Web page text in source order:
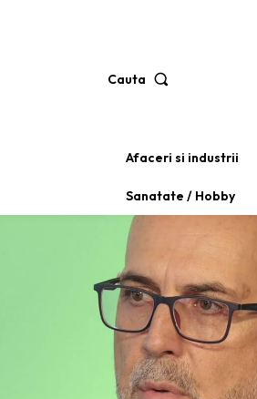
Cauta
Afaceri si industrii
Sanatate / Hobby